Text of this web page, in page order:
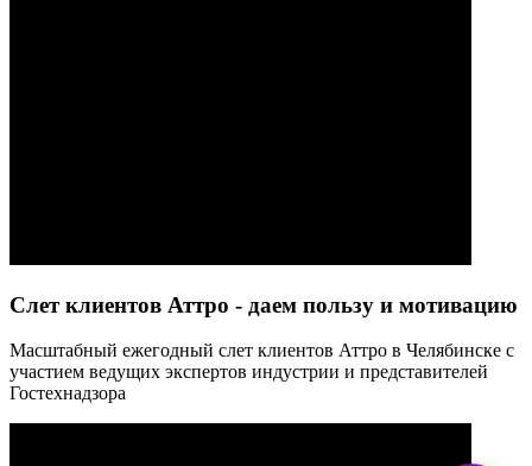
Слет клиентов Аттро - даем пользу и мотивацию
Масштабный ежегодный слет клиентов Аттро в Челябинске с
участием ведущих экспертов индустрии и представителей
Гостехнадзора